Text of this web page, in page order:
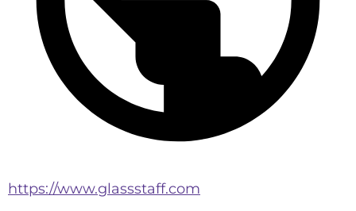
https://www.glassstaff.com